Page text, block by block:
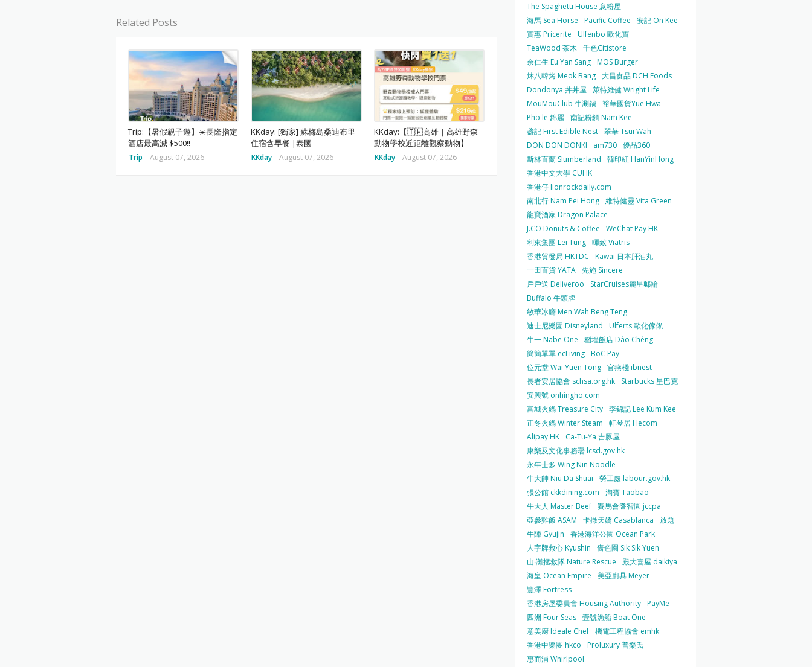
Related Posts
Trip:【暑假親子遊】☀️長隆指定
酒店最高減 $500‼️
Trip - August 07, 2026
KKday: [獨家] 蘇梅島桑迪布里
住宿含早餐 |泰國
KKday - August 07, 2026
KKday:【🇹🇼高雄｜高雄野森
動物學校近距離觀察動物】
KKday - August 07, 2026
The Spaghetti House 意粉屋
海馬 Sea Horse
Pacific Coffee
安記 On Kee
實惠 Pricerite
Ulfenbo 歐化寶
TeaWood 茶木 千色Citistore
余仁生 Eu Yan Sang MOS Burger
炑八韓烤 Meok Bang 大昌食品 DCH Foods
Dondonya 丼丼屋
萊特維健 Wright Life
MouMouClub 牛涮鍋 裕華國貨Yue Hwa
Pho le 錦麗 南記粉麵 Nam Kee
盞記 First Edible Nest 翠華 Tsui Wah
DON DON DONKI
am730 優品360
斯林百蘭 Slumberland
韓印紅 HanYinHong
香港中文大學 CUHK
香港仔 lionrockdaily.com
南北行 Nam Pei Hong 維特健靈 Vita Green
龍寶酒家 Dragon Palace
J.CO Donuts & Coffee
WeChat Pay HK
利東集團 Lei Tung 暉致 Viatris
香港貿發局 HKTDC
Kawai 日本肝油丸
一田百貨 YATA 先施 Sincere
戶戶送 Deliveroo
StarCruises麗星郵輪
Buffalo 牛頭牌
敏華冰廳 Men Wah Beng Teng
迪士尼樂園 Disneyland
Ulferts 歐化傢俬
牛一 Nabe One
稻埕飯店 Dào Chéng
簡簡單單 ecLiving BoC Pay
位元堂 Wai Yuen Tong 官燕棧 ibnest
長者安居協會 schsa.org.hk
Starbucks 星巴克
安興號 onhingho.com
富城火鍋 Treasure City 李錦記 Lee Kum Kee
正冬火鍋 Winter Steam
軒琴居 Hecom
Alipay HK
Ca-Tu-Ya 吉豚屋
康樂及文化事務署 lcsd.gov.hk
永年士多 Wing Nin Noodle
牛大帥 Niu Da Shuai
勞工處 labour.gov.hk
張公館 ckkdining.com
淘寶 Taobao
牛大人 Master Beef 賽馬會耆智園 jccpa
亞參雞飯 ASAM
卡撒天嬌 Casablanca
放題
牛陣 Gyujin
香港海洋公園 Ocean Park
人字牌救心 Kyushin
嗇色園 Sik Sik Yuen
山‧灘拯救隊 Nature Rescue
殿大喜屋 daikiya
海皇 Ocean Empire
美亞廚具 Meyer
豐澤 Fortress
香港房屋委員會 Housing Authority PayMe
四洲 Four Seas 壹號漁船 Boat One
意美廚 Ideale Chef 機電工程協會 emhk
香港中樂團 hkco
Proluxury 普樂氏
惠而浦 Whirlpool